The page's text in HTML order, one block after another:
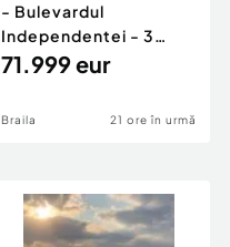
- Bulevardul
Independentei - 3
camere 80mp -
71.999 eur
Braila 21 ore în urmă